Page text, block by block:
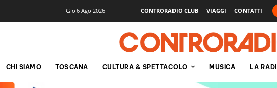
Gio 6 Ago 2026 CONTRORADIO CLUB VIAGGI CONTATTI
CHI SIAMO TOSCANA CULTURA & SPETTACOLO MUSICA LA